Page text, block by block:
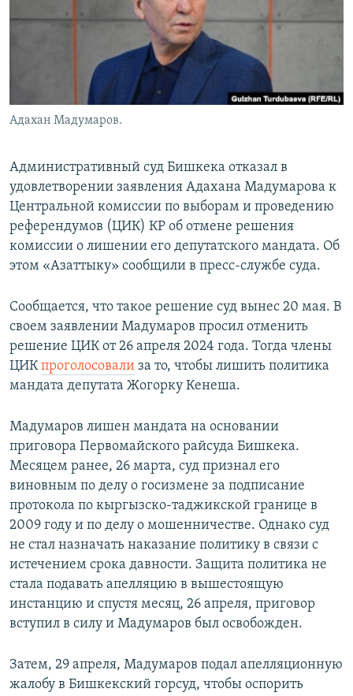
Адахан Мадумаров.
Административный суд Бишкека отказал в
удовлетворении заявления Адахана Мадумарова к
Центральной комиссии по выборам и проведению
референдумов (ЦИК) КР об отмене решения
комиссии о лишении его депутатского мандата. Об
этом «Азаттыку» сообщили в пресс-службе суда.
Сообщается, что такое решение суд вынес 20 мая. В
своем заявлении Мадумаров просил отменить
решение ЦИК от 26 апреля 2024 года. Тогда члены
ЦИКпроголосовали за то, чтобы лишить политика
мандата депутата Жогорку Кенеша.
Мадумаров лишен мандата на основании
приговора Первомайского райсуда Бишкека.
Месяцем ранее, 26 марта, суд признал его
виновным по делу о госизмене за подписание
протокола по кыргызско-таджикской границе в
2009 году и по делу о мошенничестве. Однако суд
не стал назначать наказание политику в связи с
истечением срока давности. Защита политика не
стала подавать апелляцию в вышестоящую
инстанцию и спустя месяц, 26 апреля, приговор
вступил в силу и Мадумаров был освобожден.
Затем, 29 апреля, Мадумаров подал апелляционную
жалобу в Бишкекский горсуд, чтобы оспорить